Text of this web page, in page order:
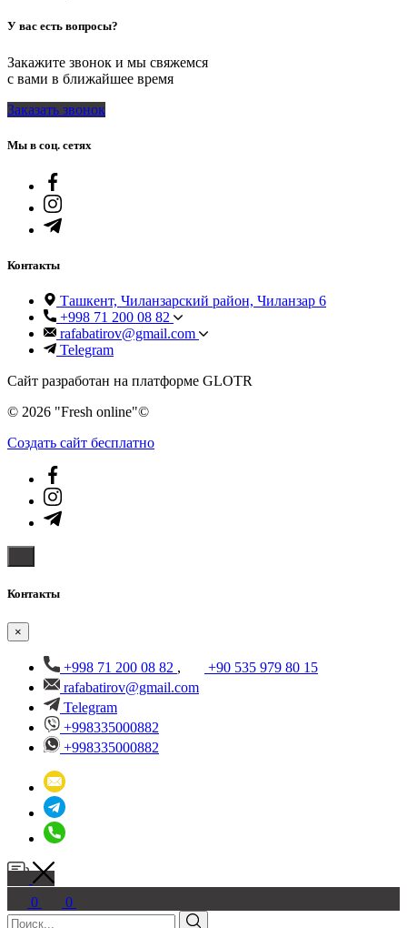
У вас есть вопросы?
Закажите звонок и мы свяжемся
с вами в ближайшее время
Заказать звонок
Мы в соц. сетях
Контакты
Ташкент, Чиланзарский район, Чиланзар 6
+998 71 200 08 82
rafabatirov@gmail.com
Telegram
Сайт разработан на платформе GLOTR
© 2026 "Fresh online"©️
Создать cайт бесплатно
Контакты
×
+998 71 200 08 82 ,
+90 535 979 80 15
rafabatirov@gmail.com
Telegram
+998335000882
+998335000882
0 0